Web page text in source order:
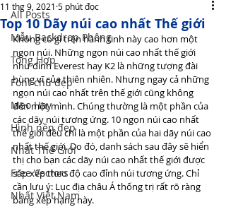
All Posts
Mẫu Backdrop Phông
Tổng Hợp
Font chữ đẹp
Mẹo Hay
Hình nền đẹp
Nhất Thế Giới
Free Vectors
Nhất Việt Nam
Top 10 Dãy núi cao nhất Thế giới
11 thg 9, 2021 5 phút đọc
Không có gì trên hành tinh này cao hơn một
ngọn núi. Những ngọn núi cao nhất thế giới
như đỉnh Everest hay K2 là những tượng đài
hùng vĩ của thiên nhiên. Nhưng ngay cả những
ngọn núi cao nhất trên thế giới cũng không
đến một mình. Chúng thường là một phần của
các dãy núi tương ứng. 10 ngọn núi cao nhất
thế giới đều chỉ là một phần của hai dãy núi cao
nhất thế giới. Do đó, danh sách sau đây sẽ hiển
thị cho bạn các dãy núi cao nhất thế giới được
sắp xếp theo độ cao đỉnh núi tương ứng. Chỉ
cần lưu ý: Lục địa châu Á thống trị rất rõ ràng
bảng xếp hạng này.